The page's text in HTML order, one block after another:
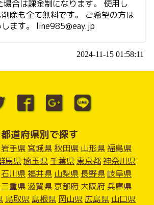
場合は課金制になります。 使用し
除も全て無料です。 ご希望の方は
ます。 line985@eay.jp
2024-11-15 01:58:11
都道府県別で探す
岩手県 宮城県 秋田県 山形県福島県
馬県埼玉県 千葉県 東京都神奈川県
石川県福井県 山梨県 長野県 岐阜県
三重県滋賀県 京都府 大阪府 兵庫県
鳥取県 島根県 岡山県 広島県 山口県